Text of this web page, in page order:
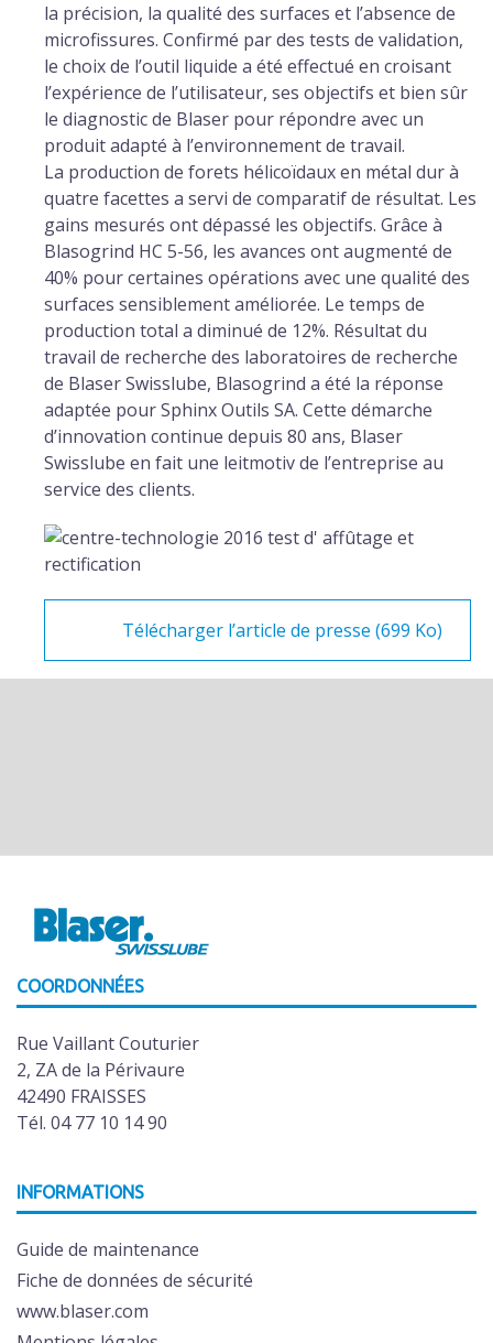
la précision, la qualité des surfaces et l’absence de
microfissures. Confirmé par des tests de validation,
le choix de l’outil liquide a été effectué en croisant
l’expérience de l’utilisateur, ses objectifs et bien sûr
le diagnostic de Blaser pour répondre avec un
produit adapté à l’environnement de travail.
La production de forets hélicoïdaux en métal dur à
quatre facettes a servi de comparatif de résultat. Les
gains mesurés ont dépassé les objectifs. Grâce à
Blasogrind HC 5-56, les avances ont augmenté de
40% pour certaines opérations avec une qualité des
surfaces sensiblement améliorée. Le temps de
production total a diminué de 12%. Résultat du
travail de recherche des laboratoires de recherche
de Blaser Swisslube, Blasogrind a été la réponse
adaptée pour Sphinx Outils SA. Cette démarche
d’innovation continue depuis 80 ans, Blaser
Swisslube en fait une leitmotiv de l’entreprise au
service des clients.
Télécharger l’article de presse (699 Ko)
COORDONNÉES
Rue Vaillant Couturier
2, ZA de la Périvaure
42490 FRAISSES
Tél. 04 77 10 14 90
INFORMATIONS
Guide de maintenance
Fiche de données de sécurité
www.blaser.com